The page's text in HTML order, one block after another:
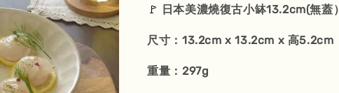
🚩 日本美濃燒復古小缽13.2cm(無蓋）
尺寸：13.2cm x 13.2cm x 高5.2cm
重量：297g